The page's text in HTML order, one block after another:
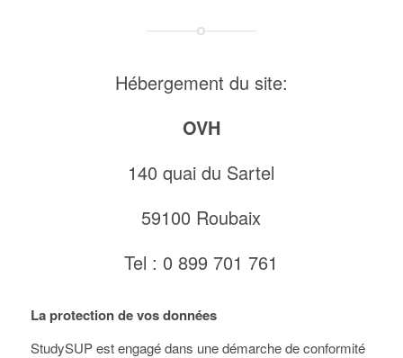
Hébergement du site:
OVH
140 quai du Sartel
59100 Roubaix
Tel : 0 899 701 761
La protection de vos données
StudySUP est engagé dans une démarche de conformité